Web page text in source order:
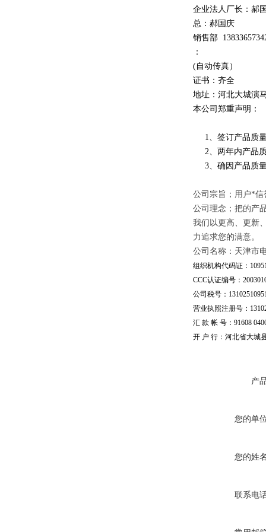
企业法人厂长：郝
总：郝国庆
销售部 13833
：
(自动传真）
证书：齐全
地址：河北大城演
本公司郑重声明：
1、签订产品质量
2、两年内产品质
3、确因产品质量
公司宗旨；用户*
公司理念；把的产
我们以更高、更新
力追求您的满意。
公司名称：天津市
组织机构代码证：
CCC认证编号：
公司税号：
营业执照注册号：
汇 款 帐 号：91608
开 户 行：河北省大城
产
您的单
您的姓
联系电